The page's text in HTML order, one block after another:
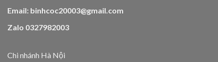
Email: binhcoc20003@gmail.com
Zalo 0327982003
Chi nhánh Hà Nội